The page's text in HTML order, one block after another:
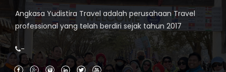
Angkasa Yudistira Travel adalah perusahaan Travel
professional yang telah berdiri sejak tahun 2017
-